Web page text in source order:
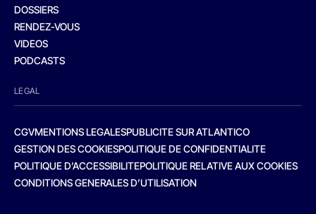
DOSSIERS
RENDEZ-VOUS
VIDEOS
PODCASTS
LEGAL
CGVMENTIONS LEGALESPUBLICITE SUR ATLANTICO
GESTION DES COOKIESPOLITIQUE DE CONFIDENTIALITE
POLITIQUE D’ACCESSIBILITEPOLITIQUE RELATIVE AUX COOKIES
CONDITIONS GENERALES D’UTILISATION